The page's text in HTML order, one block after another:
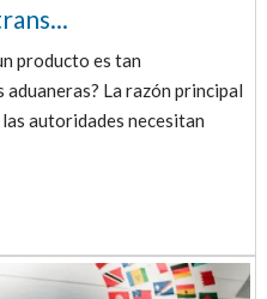
producto es tan
La razón principal
autoridades necesitan